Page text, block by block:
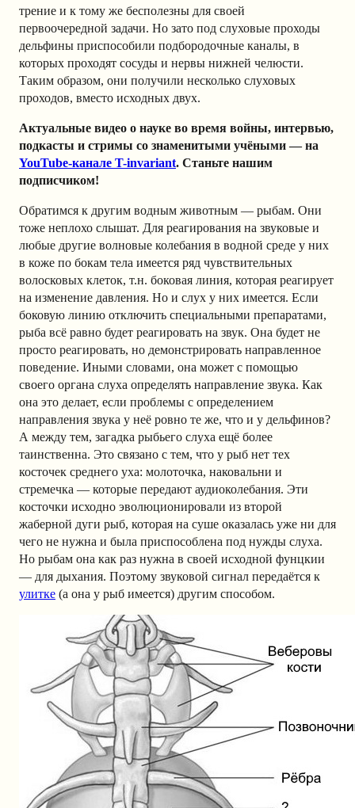
трение и к тому же бесполезны для своей
первоочередной задачи. Но зато под слуховые проходы
дельфины приспособили подбородочные каналы, в
которых проходят сосуды и нервы нижней челюсти.
Таким образом, они получили несколько слуховых
проходов, вместо исходных двух.
Актуальные видео о науке во время войны, интервью,
подкасты и стримы со знаменитыми учёными — на
YouTube-канале T-invariant. Станьте нашим
подписчиком!
Обратимся к другим водным животным — рыбам. Они
тоже неплохо слышат. Для реагирования на звуковые и
любые другие волновые колебания в водной среде у них
в коже по бокам тела имеется ряд чувствительных
волосковых клеток, т.н. боковая линия, которая реагирует
на изменение давления. Но и слух у них имеется. Если
боковую линию отключить специальными препаратами,
рыба всё равно будет реагировать на звук. Она будет не
просто реагировать, но демонстрировать направленное
поведение. Иными словами, она может с помощью
своего органа слуха определять направление звука. Как
она это делает, если проблемы с определением
направления звука у неё ровно те же, что и у дельфинов?
А между тем, загадка рыбьего слуха ещё более
таинственна. Это связано с тем, что у рыб нет тех
косточек среднего уха: молоточка, наковальни и
стремечка — которые передают аудиоколебания. Эти
косточки исходно эволюционировали из второй
жаберной дуги рыб, которая на суше оказалась уже ни для
чего не нужна и была приспособлена под нужды слуха.
Но рыбам она как раз нужна в своей исходной фунцкии
— для дыхания. Поэтому звуковой сигнал передаётся к
улитке (а она у рыб имеется) другим способом.